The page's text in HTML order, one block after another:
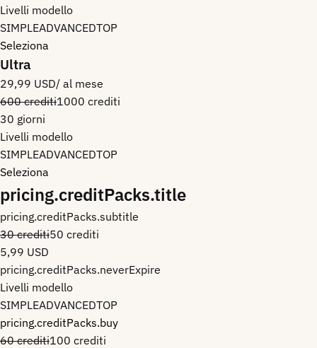
Livelli modello
SIMPLEADVANCEDTOP
Seleziona
Ultra
29,99 USD/ al mese
600 crediti1000 crediti
30 giorni
Livelli modello
SIMPLEADVANCEDTOP
Seleziona
pricing.creditPacks.title
pricing.creditPacks.subtitle
30 crediti50 crediti
5,99 USD
pricing.creditPacks.neverExpire
Livelli modello
SIMPLEADVANCEDTOP
pricing.creditPacks.buy
60 crediti100 crediti